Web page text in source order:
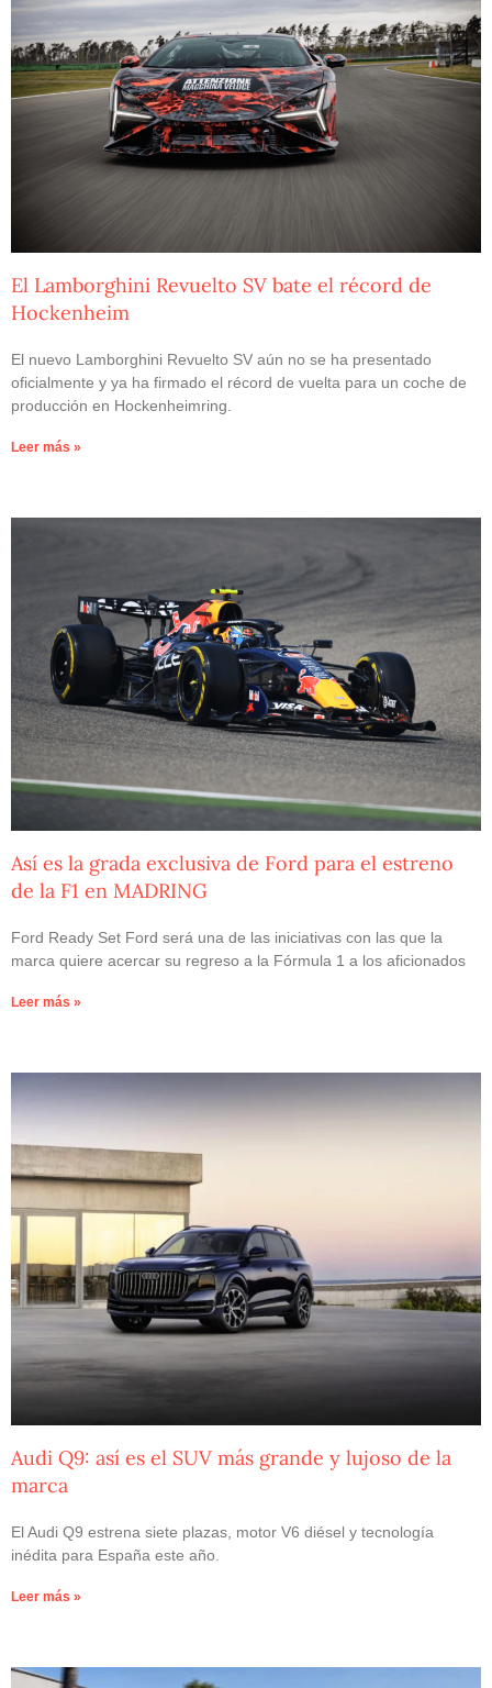
El Lamborghini Revuelto SV bate el récord de
Hockenheim
El nuevo Lamborghini Revuelto SV aún no se ha presentado
oficialmente y ya ha firmado el récord de vuelta para un coche de
producción en Hockenheimring.
Leer más »
Así es la grada exclusiva de Ford para el estreno
de la F1 en MADRING
Ford Ready Set Ford será una de las iniciativas con las que la
marca quiere acercar su regreso a la Fórmula 1 a los aficionados
Leer más »
Audi Q9: así es el SUV más grande y lujoso de la
marca
El Audi Q9 estrena siete plazas, motor V6 diésel y tecnología
inédita para España este año.
Leer más »